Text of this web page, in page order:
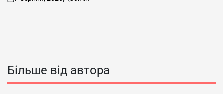
on Опубліковано
Більше від автора